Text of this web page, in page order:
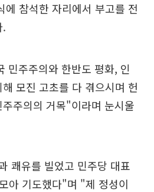
참석한 자리에서 부고를 전
.
민주주의와 한반도 평화, 인
모진 고초를 다 겪으시며 헌
주의의 거목"이라며 눈시울
쾌유를 빌었고 민주당 대표
아 기도했다"며 "제 정성이